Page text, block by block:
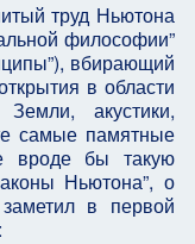
труд Ньютона
философии”
вбирающий
в области
акустики,
самые памятные
вроде бы такую
Ньютона”, о
в первой